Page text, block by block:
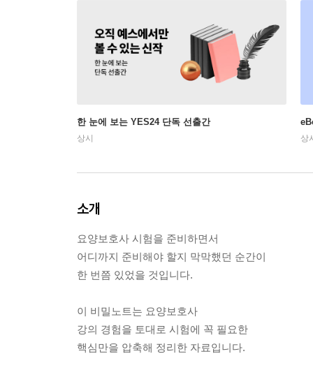
한 눈에 보는 YES24 단독 선출간
상시 상
소개
요양보호사 시험을 준비하면서
어디까지 준비해야 할지 막막했던 순간이
한 번쯤 있었을 것입니다.
이 비밀노트는 요양보호사
강의 경험을 토대로 시험에 꼭 필요한
핵심만을 압축해 정리한 자료입니다.